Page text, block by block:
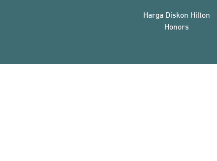
Harga Diskon Hilton
Honors